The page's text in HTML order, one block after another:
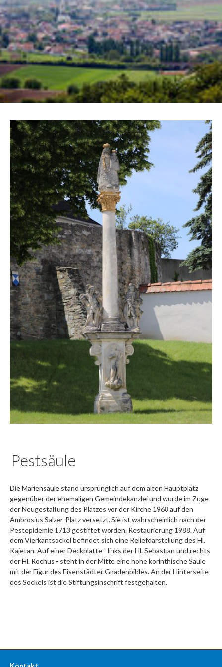
Pestsäule
Die Mariensäule stand ursprünglich auf dem alten Hauptplatz
gegenüber der ehemaligen Gemeindekanzlei und wurde im Zuge
der Neugestaltung des Platzes vor der Kirche 1968 auf den
Ambrosius Salzer-Platz versetzt. Sie ist wahrscheinlich nach der
Pestepidemie 1713 gestiftet worden. Restaurierung 1988. Auf
dem Vierkantsockel befindet sich eine Reliefdarstellung des Hl.
Kajetan. Auf einer Deckplatte - links der Hl. Sebastian und rechts
der Hl. Rochus - steht in der Mitte eine hohe korinthische Säule
mit der Figur des Eisenstädter Gnadenbildes. An der Hinterseite
des Sockels ist die Stiftungsinschrift festgehalten.
Kontakt